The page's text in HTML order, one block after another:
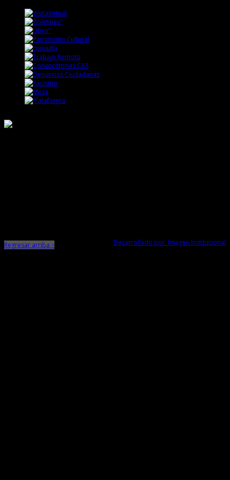
Desarrollado por: Imagen Institucional
Regresar arriba ↑